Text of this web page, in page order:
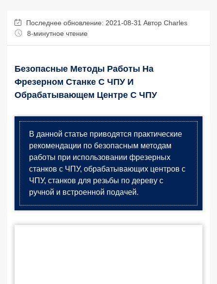
Последнее обновление: 2021-08-31 Автор Charles
8-минутное чтение
Безопасные Методы Работы На
Фрезерном Станке С ЧПУ И
Обрабатывающем Центре С ЧПУ
В данной статье приводятся практические
рекомендации по безопасным методам
работы при использовании фрезерных
станков с ЧПУ, обрабатывающих центров с
ЧПУ, станков для резьбы по дереву с
ручной и встроенной подачей.